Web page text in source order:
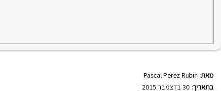
מאת: Pascal Perez Rubin
בתאריך: